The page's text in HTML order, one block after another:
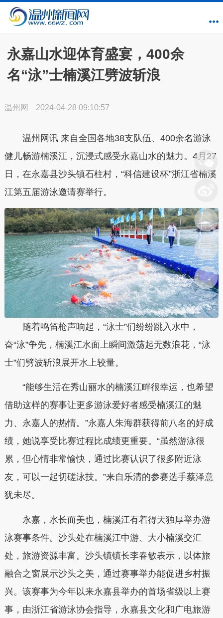
永嘉山水迎体育盛宴，400余
名“泳”士楠溪江劈波斩浪
温州网 2024-04-28 09:10:57
温州网讯 来自全国各地38支队伍、400余名游泳
健儿畅游楠溪江，沉浸式感受永嘉山水的魅力。4月27
日，在永嘉县沙头镇石柱村，“科信建设杯”浙江省楠溪
江第五届游泳邀请赛举行。
随着鸣笛枪声响起，“泳士”们纷纷跳入水中，
奋“泳”争先，楠溪江水面上瞬间激荡起无数浪花，“泳
士”们劈波斩浪展开水上较量。
“能够生活在秀山丽水的楠溪江畔很幸运，也希望
借助这样的赛事让更多游泳爱好者感受楠溪江的魅
力、永嘉人的热情。”永嘉人朱海群获得前八名的好成
绩，她说享受比赛过程比成绩更重要。“虽然游泳很
累，但心情非常愉快，通过比赛认识了很多附近泳
友，可以一起切磋泳技。”来自乐清的参赛选手蔡泽意
犹未尽。
永嘉，水长而美也，楠溪江有着得天独厚举办游
泳赛事条件。沙头处在楠溪江中游、大小楠溪交汇
处，旅游资源丰富。沙头镇镇长李春敏表示，以体旅
融合之窗展示沙头之美，通过赛事举办能促进乡村振
兴。该赛事为今年以来永嘉县举办的首场省级以上赛
事，由浙江省游泳协会指导，永嘉县文化和广电旅游